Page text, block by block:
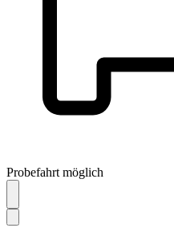
Probefahrt möglich